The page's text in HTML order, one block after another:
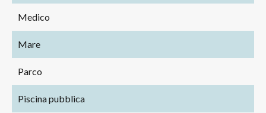
Medico
Mare
Parco
Piscina pubblica